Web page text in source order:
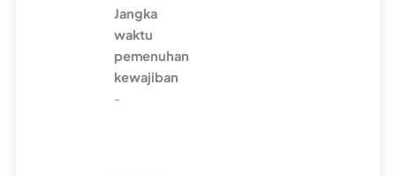
Jangka
waktu
pemenuhan
kewajiban
-